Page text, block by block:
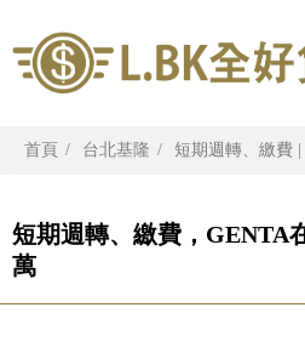
首頁 台北基隆 短期週轉、繳費 |
短期週轉、繳費，GENTA
萬